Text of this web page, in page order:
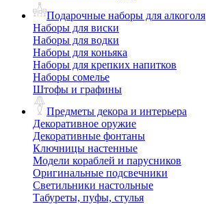
Подарочные наборы для алкоголя
Наборы для виски
Наборы для водки
Наборы для коньяка
Наборы для крепких напитков
Наборы сомелье
Штофы и графины
Предметы декора и интерьера
Декоративное оружие
Декоративные фонтаны
Ключницы настенные
Модели кораблей и парусников
Оригинальные подсвечники
Светильники настольные
Табуреты, пуфы, стулья